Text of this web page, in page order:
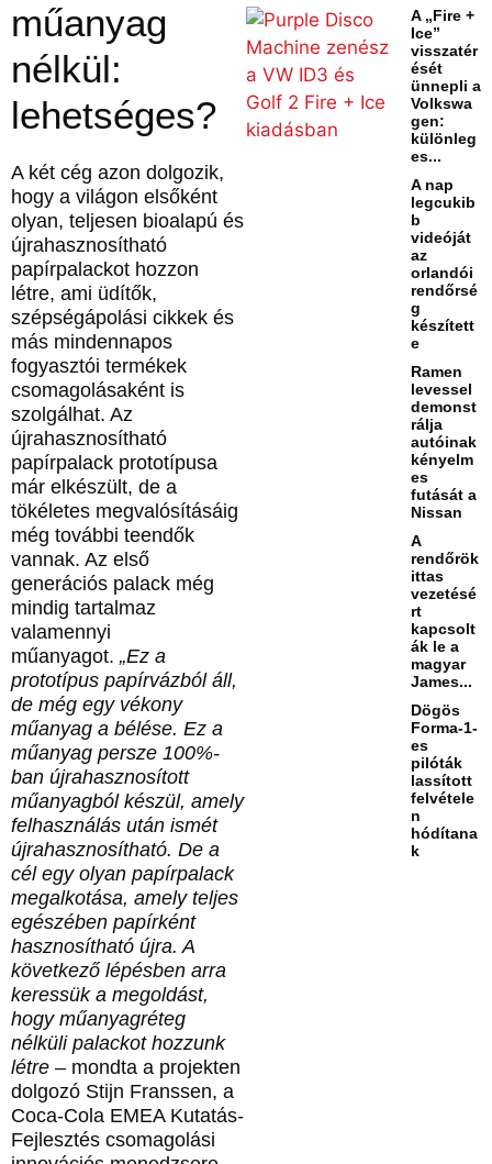
műanyag
nélkül:
lehetséges?
A két cég azon dolgozik,
hogy a világon elsőként
olyan, teljesen bioalapú és
újrahasznosítható
papírpalackot hozzon
létre, ami üdítők,
szépségápolási cikkek és
más mindennapos
fogyasztói termékek
csomagolásaként is
szolgálhat. Az
újrahasznosítható
papírpalack prototípusa
már elkészült, de a
tökéletes megvalósításáig
még további teendők
vannak. Az első
generációs palack még
mindig tartalmaz
valamennyi
műanyagot. „Ez a
prototípus papírvázból áll,
de még egy vékony
műanyag a bélése. Ez a
műanyag persze 100%-
ban újrahasznosított
műanyagból készül, amely
felhasználás után ismét
újrahasznosítható. De a
cél egy olyan papírpalack
megalkotása, amely teljes
egészében papírként
hasznosítható újra. A
következő lépésben arra
keressük a megoldást,
hogy műanyagréteg
nélküli palackot hozzunk
létre – mondta a projekten
dolgozó Stijn Franssen, a
Coca-Cola EMEA Kutatás-
Fejlesztés csomagolási
A „Fire +
Ice”
visszatér
ését
ünnepli a
Volkswa
gen:
különleg
es...
A nap
legcukib
b
videóját
az
orlandói
rendőrsé
g
készített
e
Ramen
levessel
demonst
rálja
autóinak
kényelm
es
futását a
Nissan
A
rendőrök
ittas
vezetésé
rt
kapcsolt
ák le a
magyar
James...
Dögös
Forma-1-
es
pilóták
lassított
felvétele
n
hódítana
k